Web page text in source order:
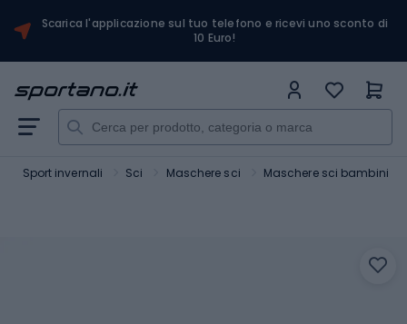
Scarica l'applicazione sul tuo telefono e ricevi uno sconto di
10 Euro!
Sport invernali Sci Maschere sci Maschere sci bambini